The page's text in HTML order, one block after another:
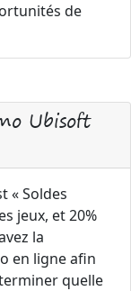
de
Ubisoft
« Soldes
jeux, et 20%
la
en ligne afin
quelle